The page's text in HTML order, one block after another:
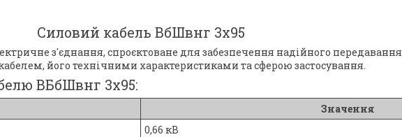
Силовий кабель ВбШвнг 3х95
з'єднання, спроєктоване для забезпечення надійного передавання
його технічними характеристиками та сферою застосування.
ВБбШвнг 3х95:
Значення
0,66 кВ